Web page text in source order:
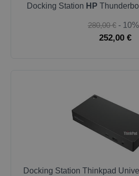
Docking Station HP
280,00 € - 10%
252,00 €
Docking Station Thinkpad